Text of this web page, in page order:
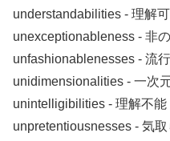
understandabilities ‐ 理解
unexceptionableness ‐ 非
unfashionablenesses ‐ 流
unidimensionalities ‐ 一次
unintelligibilities ‐ 理解不能
unpretentiousnesses ‐ 気